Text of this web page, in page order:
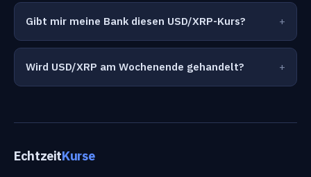
Gibt mir meine Bank diesen USD/XRP-Kurs?
Wird USD/XRP am Wochenende gehandelt?
EchtzeitKurse